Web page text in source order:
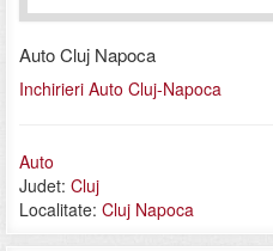
Auto Cluj Napoca
Inchirieri Auto Cluj-Napoca
Auto
Judet: Cluj
Localitate: Cluj Napoca